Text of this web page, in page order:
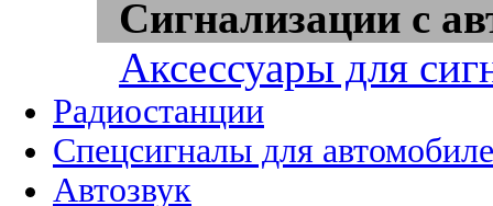
Сигнализации с
Аксессуары для
Радиостанции
Спецсигналы для
Автозвук